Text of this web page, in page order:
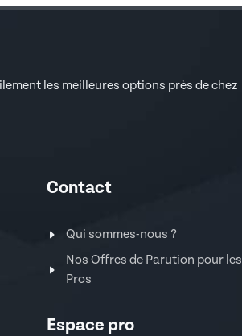
les meilleures options près de chez
Contact
Qui sommes-nous ?
Nos Offres de Parution pour les
Pros
Espace pro